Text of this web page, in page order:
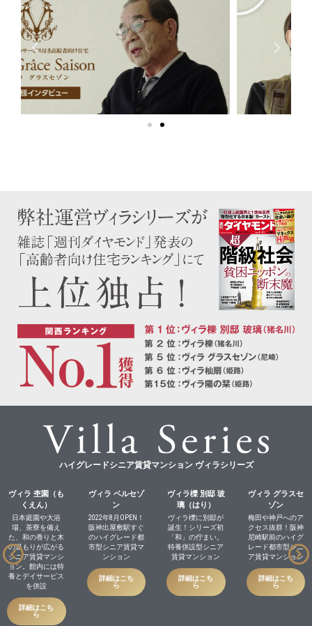
ハイグレードシニア賃貸マンション ヴィラシリーズ
ヴィラ 杢園（も
くえん）
日本庭園や大浴
場、茶寮を備え
た、和の香りと木
の温もりが広がる
シニア賃貸マンシ
ョン。館内には特
養とデイサービス
を併設
詳細はこち
ら
ヴィラ ベルセゾ
ン
2022年8月OPEN！
阪神出屋敷駅すぐ
のハイグレード都
市型シニア賃貸マ
ンション
詳細はこち
ら
ヴィラ櫟 別邸 玻
璃（はり）
ヴィラ櫟に別邸が
誕生！シリーズ初
「和」の佇まい。
特養併設型シニア
賃貸マンション
詳細はこち
ら
ヴィラ グラスセ
ゾン
梅田や神戸へのア
クセス抜群！阪神
尼崎駅前のハイグ
レード都市型シニ
ア賃貸マンション
詳細はこち
ら